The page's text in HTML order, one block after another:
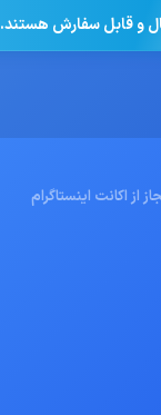
و قابل سفارش هستند.
اکانت اینستاگرام